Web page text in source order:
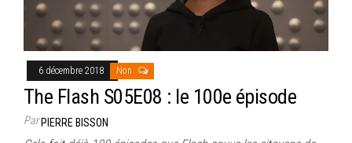
6 décembre 2018 Non
The Flash S05E08 : le 100e épisode
ParPIERRE BISSON